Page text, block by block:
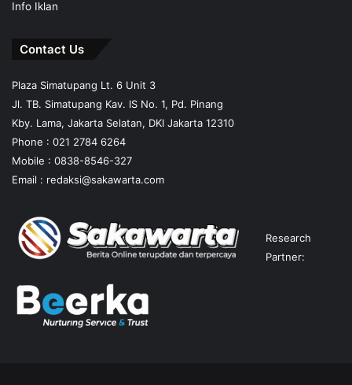
Info Iklan
Contact Us
Plaza Simatupang Lt. 6 Unit 3
Jl. TB. Simatupang Kav. IS No. 1, Pd. Pinang
Kby. Lama, Jakarta Selatan, DKI Jakarta 12310
Phone : 021 2784 6264
Mobile : 0838-8546-327
Email : redaksi@sakawarta.com
Research
Partner: